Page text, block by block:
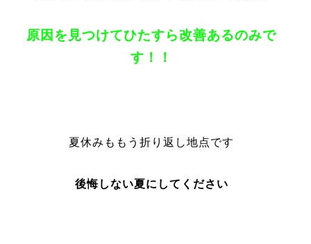
原因を見つけてひたすら改善あるのみで
す！！
夏休みももう折り返し地点です
後悔しない夏にしてください